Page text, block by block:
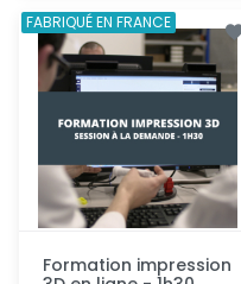
Ajout
rapide
Formation impression
FABRIQUÉ EN FRANCE